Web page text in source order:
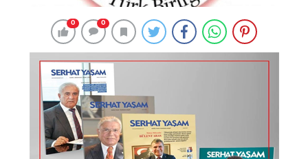
0 0